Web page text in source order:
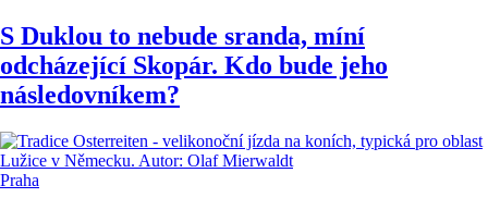
S Duklou to nebude sranda, míní
odcházející Skopár. Kdo bude jeho
následovníkem?
Praha